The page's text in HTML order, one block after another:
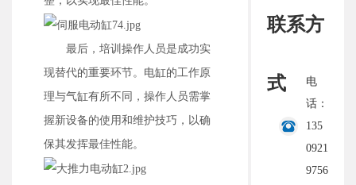
最后，培训操作人员是成功实
现替代的重要环节。电缸的工作原
理与气缸有所不同，操作人员需掌
握新设备的使用和维护技巧，以确
保其发挥最佳性能。
联系方
式
电
话：
135
0921
9756